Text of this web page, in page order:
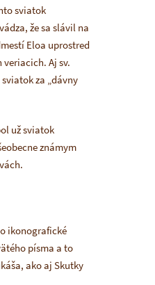
sviatok
že sa slávil na
Eloa uprostred
veriacich. Aj sv.
za „dávny
už sviatok
známym
ikonografické
písma a to
ako aj Skutky